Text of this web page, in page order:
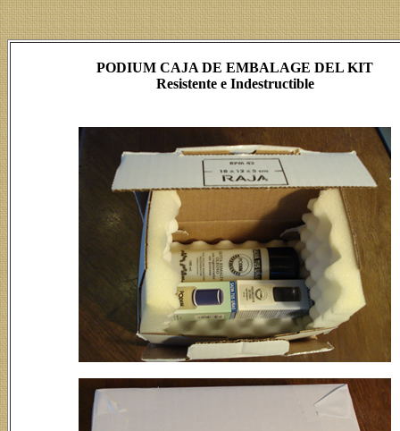
PODIUM CAJA DE EMBALAGE DEL KIT
Resistente e Indestructible